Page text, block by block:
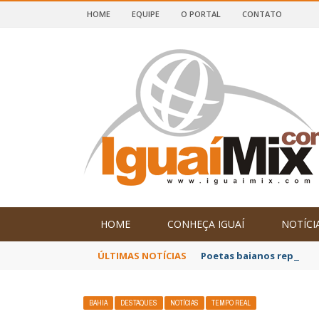
E SUDOESTE DA BAHIA
HOME EQUIPE O PORTAL CONTATO
HOME CONHEÇA IGUAÍ
ÚLTIMAS NOTÍCIAS Poetas baianos
BAHIA DESTAQUES NOTÍCIAS TEMPO REAL